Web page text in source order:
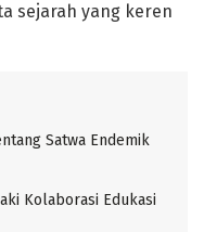
sejarah yang keren
Satwa Endemik
Kolaborasi Edukasi